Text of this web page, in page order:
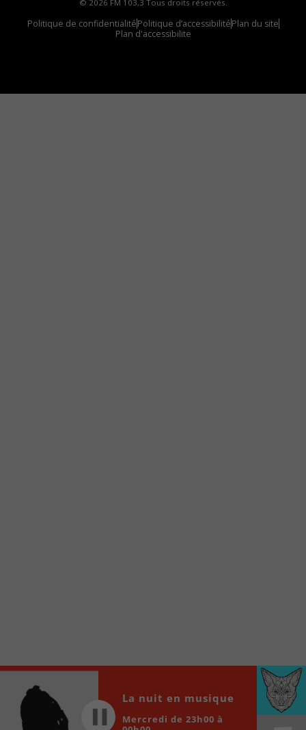
© 2026 FM 103,3 Tous droits réservés.
Politique de confidentialitéPolitique d’accessibilitéPlan du site
Plan d'accessibilite
locale vous sont maintenant accessibles en un clic!
Audio
Player
00:00 00:00
La nuit en musique
Mercredi de 23h00 à